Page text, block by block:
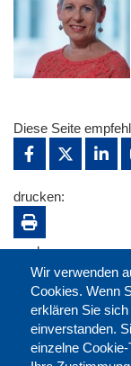
Wir verwenden
Cookies. Wenn
erklären Sie
einverstanden.
einzelne
Diese Seite
drucken:
merken: